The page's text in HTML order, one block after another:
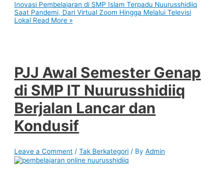
Inovasi Pembelajaran di SMP Islam Terpadu Nuurusshidiiq
Saat Pandemi, Dari Virtual Zoom Hingga Melalui Televisi
Lokal Read More »
PJJ Awal Semester Genap
di SMP IT Nuurusshidiiq
Berjalan Lancar dan
Kondusif
Leave a Comment /Tak Berkategori / ByAdmin